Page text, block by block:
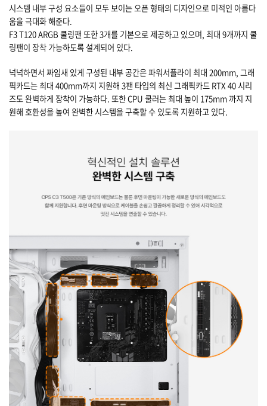
시스템 내부 구성 요소들이 모두 보이는 오픈 형태의 디자인으로 미적인 아름다
움을 극대화 해준다.
F3 T120 ARGB 쿨링팬 또한 3개를 기본으로 제공하고 있으며, 최대 9개까지 쿨
링팬이 장착 가능하도록 설계되어 있다.
넉넉하면서 짜임새 있게 구성된 내부 공간은 파워서플라이 최대 200mm, 그래
픽카드는 최대 400mm까지 지원해 3팬 타입의 최신 그래픽카드 RTX 40 시리
즈도 완벽하게 장착이 가능하다. 또한 CPU 쿨러는 최대 높이 175mm 까지 지
원해 호환성을 높여 완벽한 시스템을 구축할 수 있도록 지원하고 있다.